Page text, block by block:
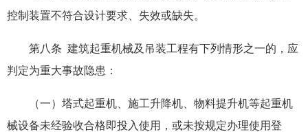
控制装置不符合设计要求、失效或缺失。
第八条 建筑起重机械及吊装工程有下列情形之一的，应
判定为重大事故隐患：
（一）塔式起重机、施工升降机、物料提升机等起重机
械设备未经验收合格即投入使用，或未按规定办理使用登